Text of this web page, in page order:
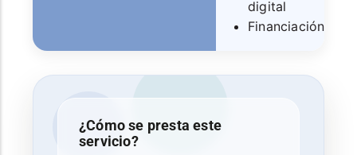
digital
Financiación
¿Cómo se presta este
servicio?